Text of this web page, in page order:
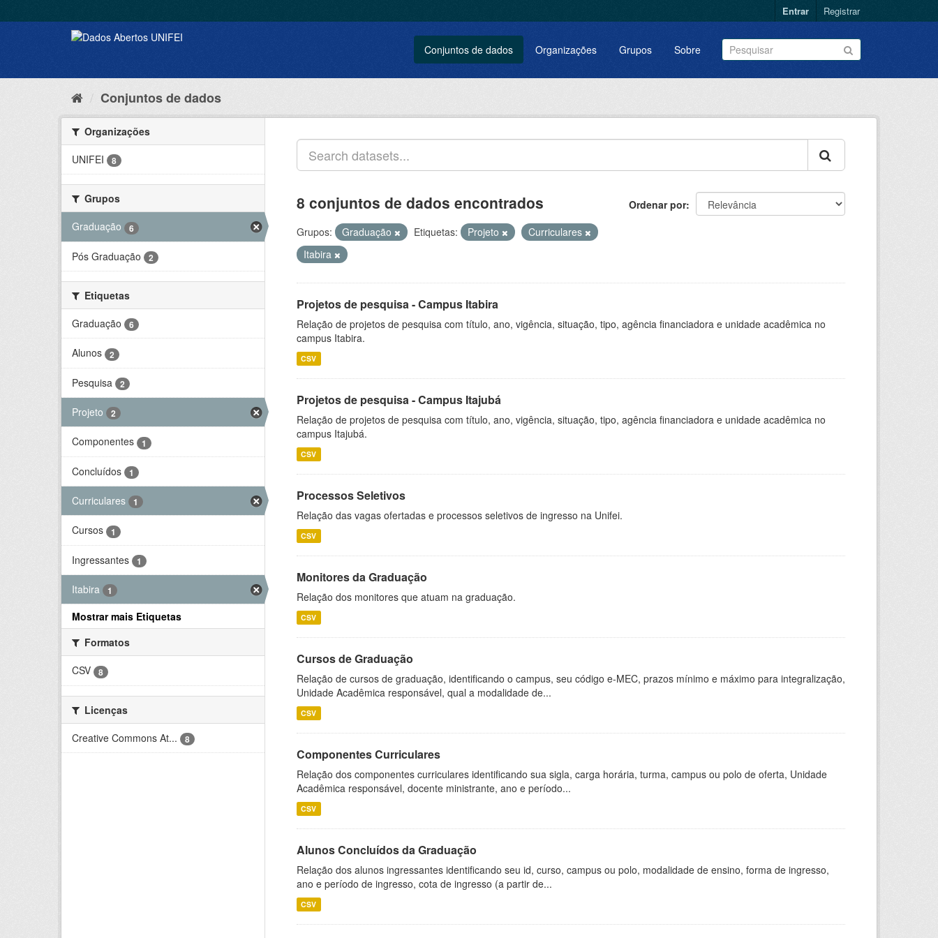
Entrar Registrar
Conjuntos de dados Organizações Grupos Sobre
Conjuntos de dados
Organizações
UNIFEI
8
Grupos
Graduação
6
Pós Graduação 2
Etiquetas
Graduação
6
Alunos 2
Pesquisa 2
Projeto 2
Componentes 1
Concluídos 1
Curriculares 1
Cursos 1
Ingressantes 1
Itabira 1
Mostrar mais Etiquetas
Formatos
CSV
8
Licenças
Creative Commons At...
8
Ordenar por
8 conjuntos de dados encontrados
Grupos: Graduação Etiquetas: Projeto
Curriculares
Itabira
Projetos de pesquisa - Campus Itabira
Relação de projetos de pesquisa com título, ano, vigência, situação, tipo, agência financiadora e unidade acadêmica no
campus Itabira.
CSV
Projetos de pesquisa - Campus Itajubá
Relação de projetos de pesquisa com título, ano, vigência, situação, tipo, agência financiadora e unidade acadêmica no
campus Itajubá.
CSV
Processos Seletivos
Relação das vagas ofertadas e processos seletivos de ingresso na Unifei.
CSV
Monitores da Graduação
Relação dos monitores que atuam na graduação.
CSV
Cursos de Graduação
Relação de cursos de graduação, identificando o campus, seu código e-MEC, prazos mínimo e máximo para integralização,
Unidade Acadêmica responsável, qual a modalidade de...
CSV
Componentes Curriculares
Relação dos componentes curriculares identificando sua sigla, carga horária, turma, campus ou polo de oferta, Unidade
Acadêmica responsável, docente ministrante, ano e período...
CSV
Alunos Concluídos da Graduação
Relação dos alunos ingressantes identificando seu id, curso, campus ou polo, modalidade de ensino, forma de ingresso,
ano e período de ingresso, cota de ingresso (a partir de...
CSV